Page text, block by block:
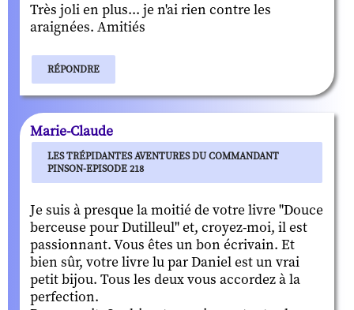
Très joli en plus... je n'ai rien contre les
araignées. Amitiés
RÉPONDRE
Marie-Claude
LES TRÉPIDANTES AVENTURES DU COMMANDANT
PINSON-EPISODE 218
Je suis à presque la moitié de votre livre "Douce
berceuse pour Dutilleul" et, croyez-moi, il est
passionnant. Vous êtes un bon écrivain. Et
bien sûr, votre livre lu par Daniel est un vrai
petit bijou. Tous les deux vous accordez à la
perfection.